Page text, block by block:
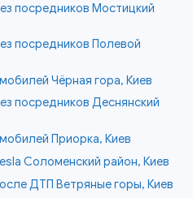
посредников Мостицкий
посредников Полевой
Чёрная гора, Киев
посредников Деснянский
Приорка, Киев
Соломенский район, Киев
ДТП Ветряные горы, Киев